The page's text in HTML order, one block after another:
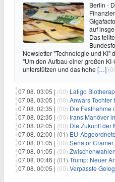
Berlin -
auf
Das
Newsletter "Technologie und KI"
"Um den Aufbau einer großen
unterstützen und das hohe […]
07.08. 03:05 | (00) Latigo Biotherapeutics sichert sich 345,6
07.08. 03:05 | (00) Anwars Tochter tritt von der
07.08. 02:35 | (00) Die Festnahme des ehemaligen Gouverneurs
07.08. 02:35 | (00) Irans Manöver im Hormus:
07.08. 02:05 | (00) Die Zukunft der MAGA-
07.08. 02:00 | (01) EU-Abgeordnete
07.08. 01:05 | (00) Senator Cramer priorisiert die
07.08. 01:05 | (00) Zwischenwahlen: Erschwinglichkeit steht
07.08. 00:46 | (01) Trump: Neuer
07.08. 00:05 | (00) Verpasste Gelegenheit der